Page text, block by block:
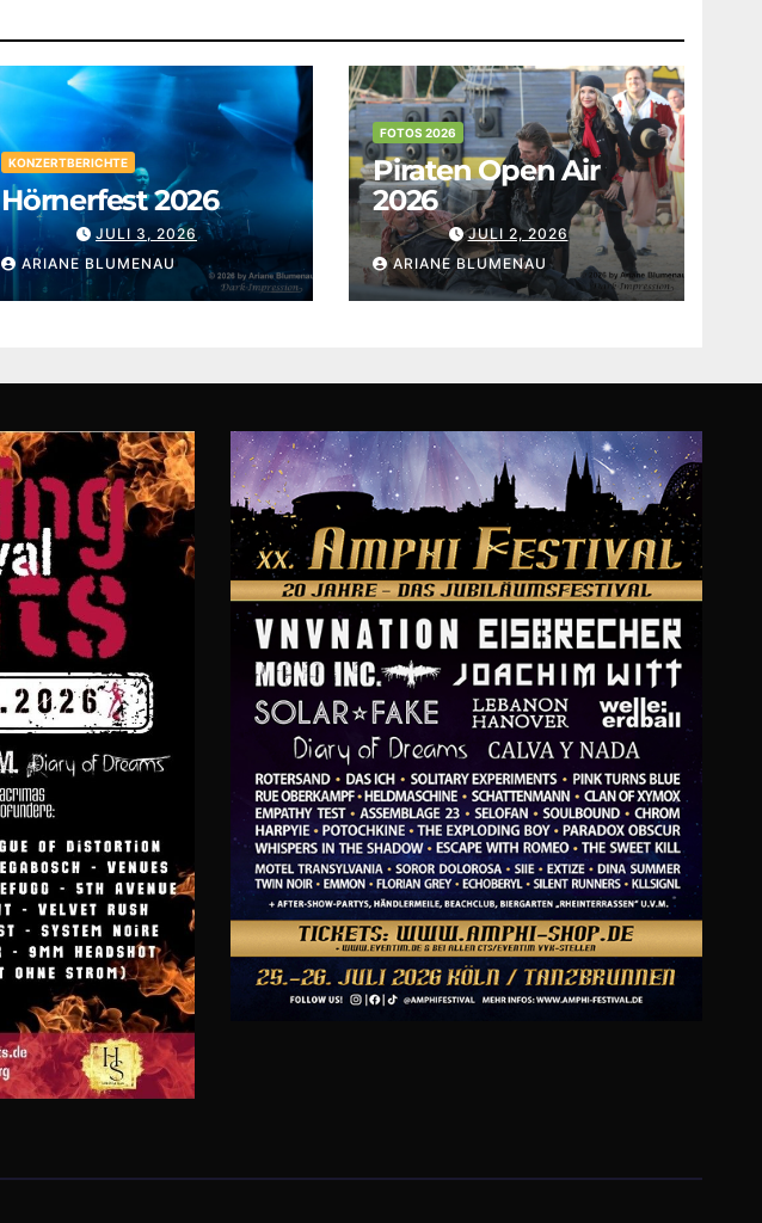
KONZERTBERICHTE
Hörnerfest 2026
JULI 3, 2026
ARIANE BLUMENAU
FOTOS 2026
Piraten Open Air
2026
JULI 2, 2026
ARIANE BLUMENAU